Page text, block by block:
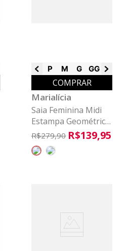
P M G GG G1
COMPRAR
Marialícia
Saia Feminina Midi
Estampa Geométrica
Marialícia Vermelho
R$279,90 R$139,95